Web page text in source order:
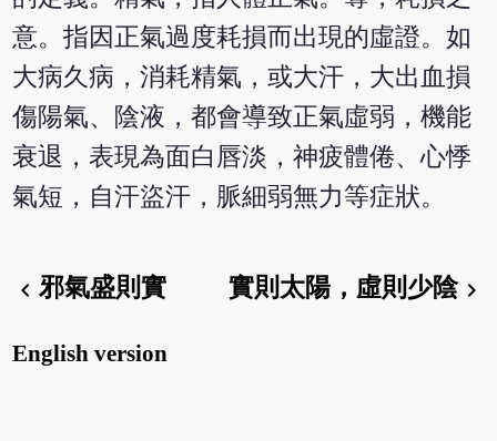
意。指因正氣過度耗損而出現的虛證。如
大病久病，消耗精氣，或大汗，大出血損
傷陽氣、陰液，都會導致正氣虛弱，機能
衰退，表現為面白唇淡，神疲體倦、心悸
氣短，自汗盜汗，脈細弱無力等症狀。
chevron_left邪氣盛則實 實則太陽，虛則少陰chevron_right
English version